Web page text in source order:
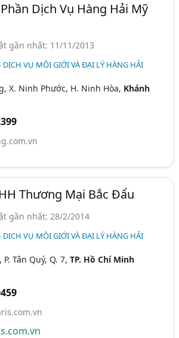
Dịch Vụ Hàng Hải Mỹ
gần nhất: 11/11/2013
DỊCH VỤ MÔI GIỚI VÀ ĐẠI LÝ HÀNG HẢI
X. Ninh Phước, H. Ninh Hòa, Khánh
Thương Mại Bắc Đẩu
gần nhất: 28/2/2014
DỊCH VỤ MÔI GIỚI VÀ ĐẠI LÝ HÀNG HẢI
Tân Quý, Q. 7,TP. Hồ Chí Minh